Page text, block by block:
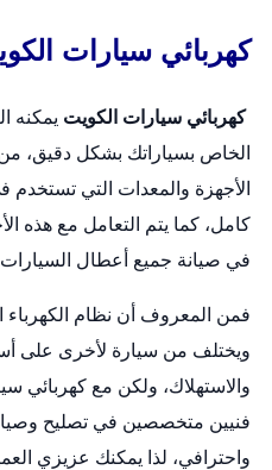
كهربائي سيارات
كهربائي سيارات الكويت يمكنه
الخاص بسياراتك بشكل دقيق،
الأجهزة والمعدات التي
كامل، كما يتم التعامل مع هذه
في صيانة جميع أعطال السيارات
فمن المعروف أن نظام
ويختلف من سيارة لأخرى على
والاستهلاك، ولكن مع كهربائي
فنيين متخصصين في تصليح
واحترافي، لذا يمكنك عزيزي